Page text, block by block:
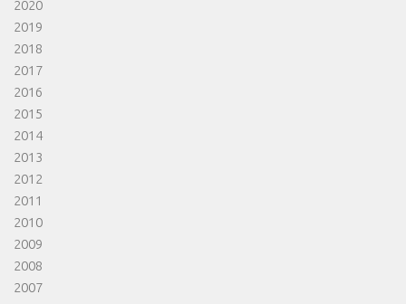
2020
2019
2018
2017
2016
2015
2014
2013
2012
2011
2010
2009
2008
2007